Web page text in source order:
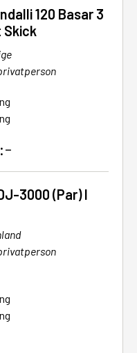
120 Basar 3
Skick
3000 (Par) I